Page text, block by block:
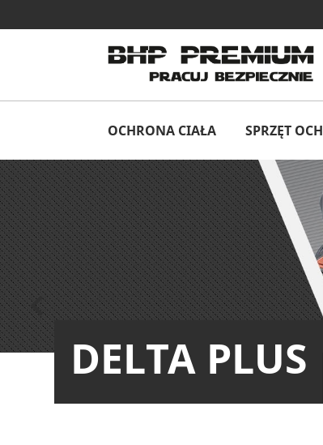
OCHRONA CIAŁA SPRZĘT
DELTA PLUS

Poprzedni